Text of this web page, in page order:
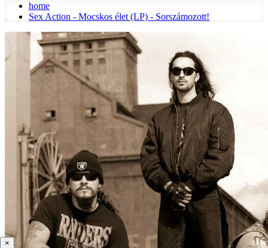
home
Sex Action - Mocskos élet (LP) - Sorszámozott!
×